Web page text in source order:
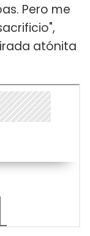
Pero me
atónita